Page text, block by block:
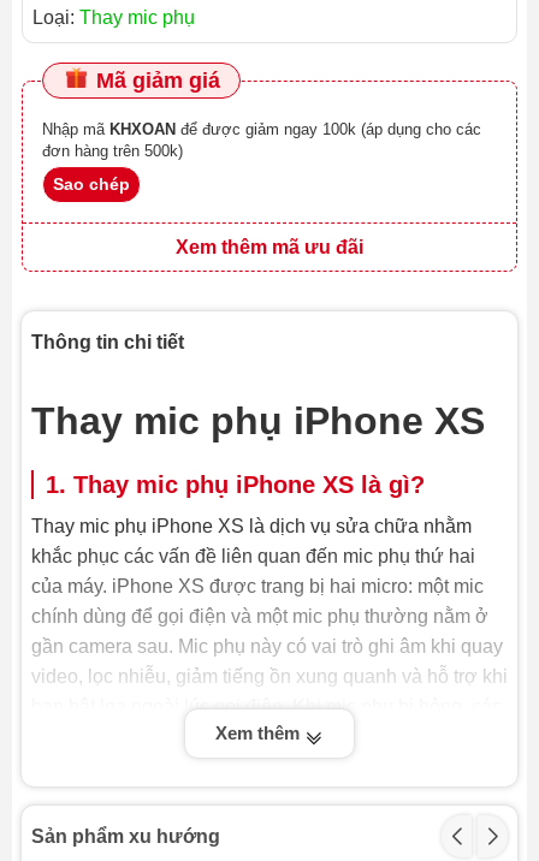
Loại: Thay mic phụ
Mã giảm giá
Nhập mã KHXOAN
đơn hàng trên 500k)
Sao chép
Xem thêm mã ưu đãi
Thông tin chi tiết
Thay mic phụ iPhone XS
1. Thay mic phụ iPhone XS là gì?
Thay mic phụ iPhone XS là dịch vụ sửa chữa nhằm
khắc phục các vấn đề liên quan đến mic phụ thứ hai
của máy. iPhone XS được trang bị hai micro: một mic
chính dùng để gọi điện và một mic phụ thường nằm ở
gần camera sau. Mic phụ này có vai trò ghi âm khi quay
video, lọc nhiễu, giảm tiếng ồn xung quanh và hỗ trợ khi
bạn bật loa ngoài lúc gọi điện. Khi mic phụ bị hỏng, các
chức năng này sẽ bị ảnh hưởng, gây khó chịu cho
lượng âm thanh, nên khi nó gặp vấn đề, bạn cần tìm
Xem thêm
Sản phẩm xu hướng